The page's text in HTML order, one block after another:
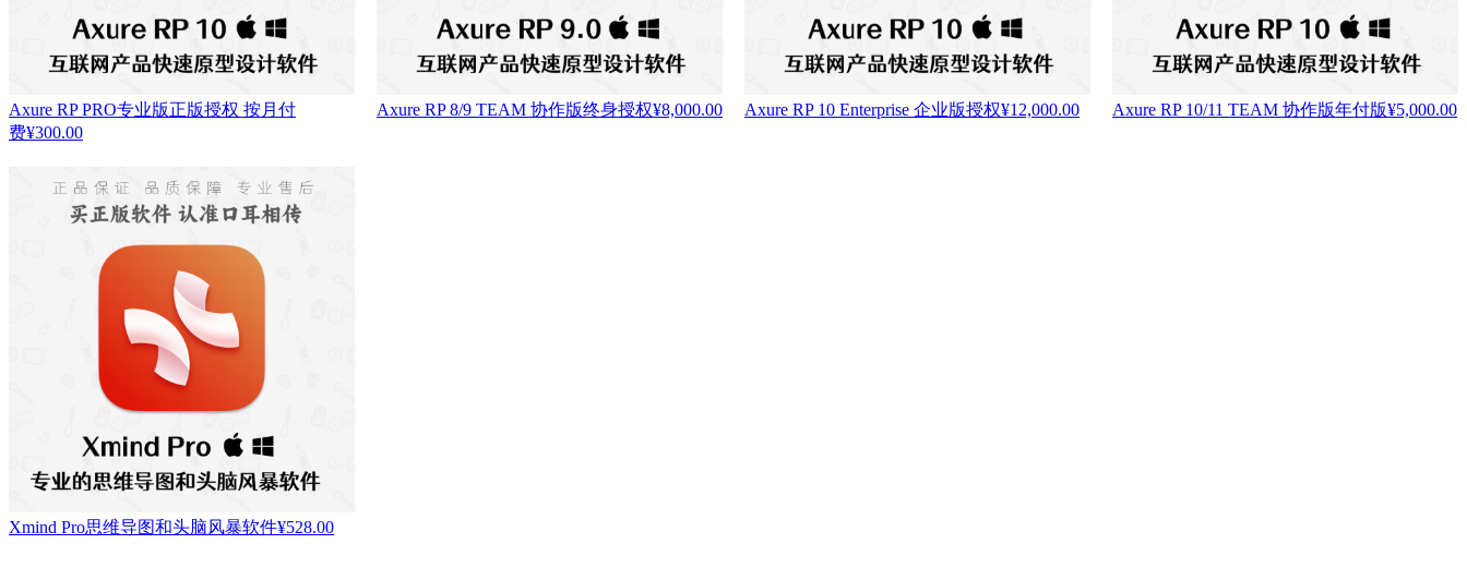
Axure RP PRO专业版正版授权 按月付
费¥300.00
Axure RP 8/9 TEAM 协作版终身授权¥8,000.00 Axure RP 10 Enterprise 企业版授权¥12,000.00 Axure RP 10/11 TEAM 协作版年付版¥5,000.00
Xmind Pro思维导图和头脑风暴软件¥528.00